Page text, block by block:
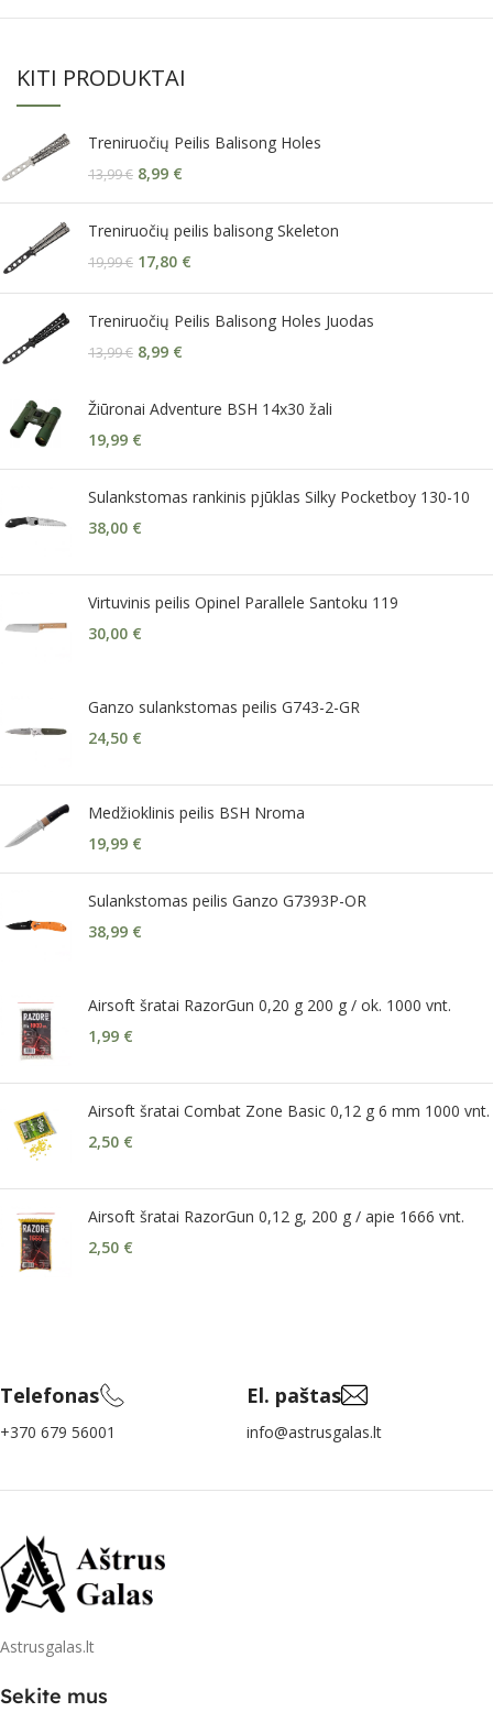
KITI PRODUKTAI
Treniruočių Peilis Balisong Holes
13,99€ 8,99 €
Treniruočių peilis balisong Skeleton
19,99€ 17,80 €
Treniruočių Peilis Balisong Holes Juodas
13,99€ 8,99 €
Žiūronai Adventure BSH 14x30 žali
19,99 €
Sulankstomas rankinis pjūklas Silky Pocketboy 130-10
38,00 €
Virtuvinis peilis Opinel Parallele Santoku 119
30,00 €
Ganzo sulankstomas peilis G743-2-GR
24,50 €
Medžioklinis peilis BSH Nroma
19,99 €
Sulankstomas peilis Ganzo G7393P-OR
38,99 €
Airsoft šratai RazorGun 0,20 g 200 g / ok. 1000 vnt.
1,99 €
Airsoft šratai Combat Zone Basic 0,12 g 6 mm 1000 vnt.
2,50 €
Airsoft šratai RazorGun 0,12 g, 200 g / apie 1666 vnt.
2,50 €
Telefonas
+370 679 56001
El. paštas
info@astrusgalas.lt
Astrusgalas.lt
Sekite mus